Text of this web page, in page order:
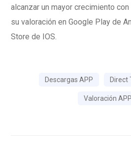
alcanzar un mayor crecimiento
su valoración en Google Play de
Store de IOS.
Descargas APP Direct
Valoración APP